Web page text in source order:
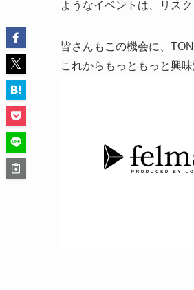
ようなイベントは、リス
皆さんもこの機会に、
これからもっともっと興